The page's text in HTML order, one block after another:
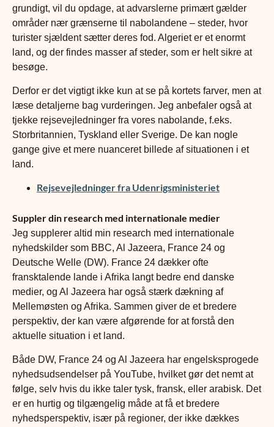
grundigt, vil du opdage, at advarslerne primært gælder
områder nær grænserne til nabolandene – steder, hvor
turister sjældent sætter deres fod. Algeriet er et enormt
land, og der findes masser af steder, som er helt sikre at
besøge.
Derfor er det vigtigt ikke kun at se på kortets farver, men at
læse detaljerne bag vurderingen. Jeg anbefaler også at
tjekke rejsevejledninger fra vores nabolande, f.eks.
Storbritannien, Tyskland eller Sverige. De kan nogle
gange give et mere nuanceret billede af situationen i et
land.
Rejsevejledninger fra Udenrigsministeriet
Suppler din research med internationale medier
Jeg supplerer altid min research med internationale
nyhedskilder som BBC, Al Jazeera, France 24 og
Deutsche Welle (DW). France 24 dækker ofte
fransktalende lande i Afrika langt bedre end danske
medier, og Al Jazeera har også stærk dækning af
Mellemøsten og Afrika. Sammen giver de et bredere
perspektiv, der kan være afgørende for at forstå den
aktuelle situation i et land.
Både DW, France 24 og Al Jazeera har engelsksprogede
nyhedsudsendelser på YouTube, hvilket gør det nemt at
følge, selv hvis du ikke taler tysk, fransk, eller arabisk. Det
er en hurtig og tilgængelig måde at få et bredere
nyhedsperspektiv, især på regioner, der ikke dækkes